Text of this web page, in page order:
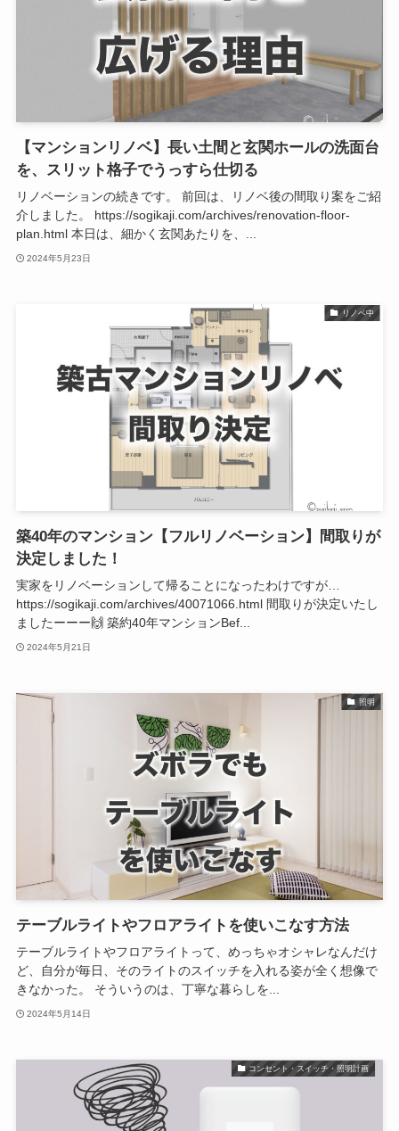
【マンションリノベ】長い土間と玄関ホールの洗面台
を、スリット格子でうっすら仕切る
リノベーションの続きです。 前回は、リノベ後の間取り案をご紹
介しました。 https://sogikaji.com/archives/renovation-floor-
plan.html 本日は、細かく玄関あたりを、...
2024年5月23日
リノベ中
築40年のマンション【フルリノベーション】間取りが
決定しました！
実家をリノベーションして帰ることになったわけですが…
https://sogikaji.com/archives/40071066.html 間取りが決定いたし
ましたーーー🙌 築約40年マンションBef...
2024年5月21日
照明
テーブルライトやフロアライトを使いこなす方法
テーブルライトやフロアライトって、めっちゃオシャレなんだけ
ど、自分が毎日、そのライトのスイッチを入れる姿が全く想像で
きなかった。 そういうのは、丁寧な暮らしを...
2024年5月14日
コンセント・スイッチ・照明計画